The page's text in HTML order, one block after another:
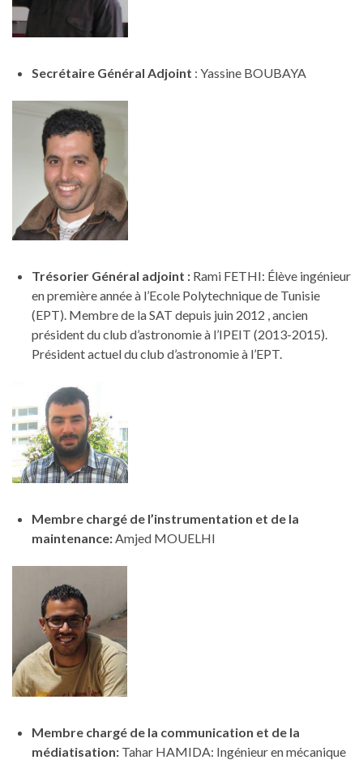
Secrétaire Général Adjoint : Yassine BOUBAYA
Trésorier Général adjoint : Rami FETHI: Élève ingénieur
en première année à l’Ecole Polytechnique de Tunisie
(EPT). Membre de la SAT depuis juin 2012 , ancien
président du club d’astronomie à l’IPEIT (2013-2015).
Président actuel du club d’astronomie à l’EPT.
Membre chargé de l’instrumentation et de la
maintenance: Amjed MOUELHI
Membre chargé de la communication et de la
médiatisation: Tahar HAMIDA: Ingénieur en mécanique